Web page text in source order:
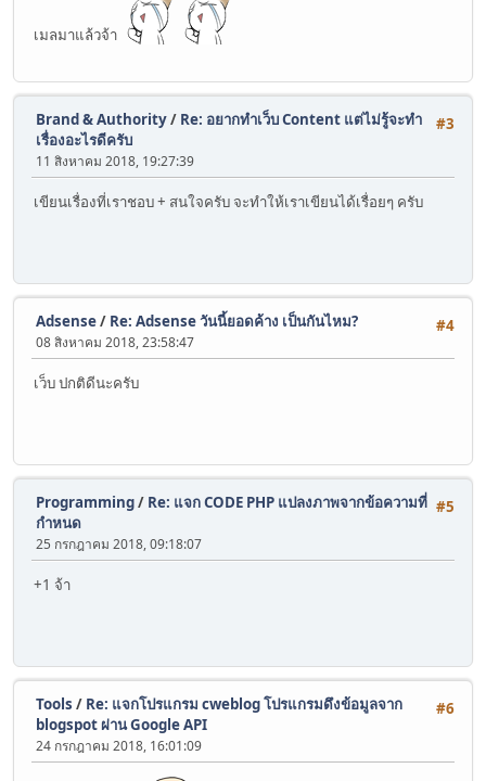
เมลมาแล้วจ้า
#3
Brand & Authority/ Re: อยากทำเว็บ Content แต่ไม่รู้จะทำ
เรื่องอะไรดีครับ
11 สิงหาคม 2018, 19:27:39
เขียนเรื่องที่เราชอบ + สนใจครับ จะทำให้เราเขียนได้เรื่อยๆ ครับ
#4
Adsense/ Re: Adsense วันนี้ยอดค้าง เป็นกันไหม?
08 สิงหาคม 2018, 23:58:47
เว็บ ปกติดีนะครับ
#5
Programming/ Re: แจก CODE PHP แปลงภาพจากข้อความที่
กำหนด
25 กรกฎาคม 2018, 09:18:07
+1 จ้า
#6
Tools / Re: แจกโปรแกรม cweblog โปรแกรมดึงข้อมูลจาก
blogspot ผ่าน Google API
24 กรกฎาคม 2018, 16:01:09